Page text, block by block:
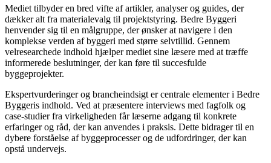
Mediet tilbyder en bred vifte af artikler, analyser og guides, der
dækker alt fra materialevalg til projektstyring. Bedre Byggeri
henvender sig til en målgruppe, der ønsker at navigere i den
komplekse verden af byggeri med større selvtillid. Gennem
velresearchede indhold hjælper mediet sine læsere med at træffe
informerede beslutninger, der kan føre til succesfulde
byggeprojekter.
Ekspertvurderinger og brancheindsigt er centrale elementer i Bedre
Byggeris indhold. Ved at præsentere interviews med fagfolk og
case-studier fra virkeligheden får læserne adgang til konkrete
erfaringer og råd, der kan anvendes i praksis. Dette bidrager til en
dybere forståelse af byggeprocesser og de udfordringer, der kan
opstå undervejs.